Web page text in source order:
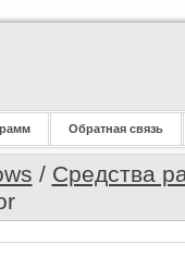
Обратная связь
/ Средства